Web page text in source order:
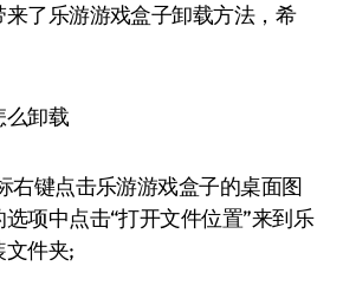
了乐游游戏盒子卸载方法，希
卸载
键点击乐游游戏盒子的桌面图
项中点击“打开文件位置”来到乐
文件夹;